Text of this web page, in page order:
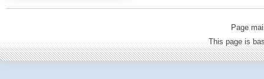
Page
This page is